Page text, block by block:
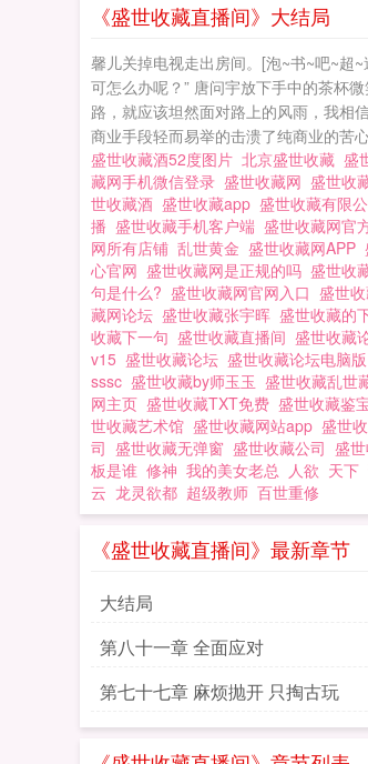
《盛世收藏直播间》大结局
馨儿关掉电视走出房间。[泡~书~吧~超
可怎么办呢？” 唐问宇放下手中的茶杯
路，就应该坦然面对路上的风雨，我相
商业手段轻而易举的击溃了纯商业的苦
盛世收藏酒52度图片 北京盛世收藏 盛
藏网手机微信登录 盛世收藏网 盛世收
世收藏酒 盛世收藏app 盛世收藏有限
播 盛世收藏手机客户端 盛世收藏网官
网所有店铺 乱世黄金 盛世收藏网APP
心官网 盛世收藏网是正规的吗 盛世收
句是什么? 盛世收藏网官网入口 盛世
藏网论坛 盛世收藏张宇晖 盛世收藏的
收藏下一句 盛世收藏直播间 盛世收藏
v15 盛世收藏论坛 盛世收藏论坛电脑版
sssc 盛世收藏by师玉玉 盛世收藏乱世
网主页 盛世收藏TXT免费 盛世收藏鉴
世收藏艺术馆 盛世收藏网站app 盛世
司 盛世收藏无弹窗 盛世收藏公司 盛
板是谁 修神 我的美女老总 人欲 天下
云 龙灵欲都 超级教师 百世重修
《盛世收藏直播间》最新章节
大结局
第八十一章 全面应对
第七十七章 麻烦抛开 只掏古玩